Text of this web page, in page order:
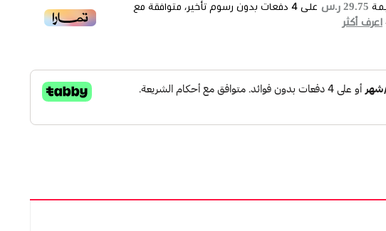
29.75 ر.س على 4 دفعات بدون رسوم تأخير، متوافقة مع
اعرف أكثر